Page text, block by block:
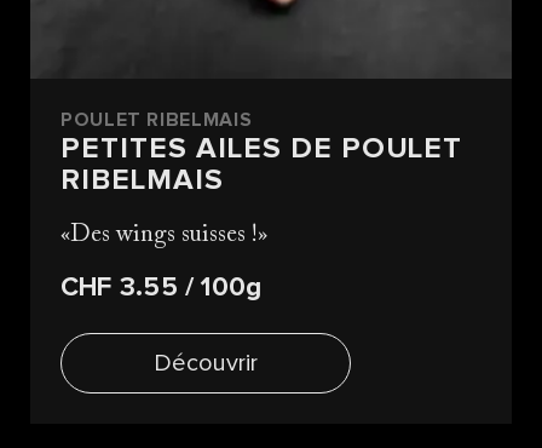
POULET RIBELMAIS
PETITES AILES DE POULET
RIBELMAIS
Des wings suisses !
CHF 3.55 / 100g
Découvrir